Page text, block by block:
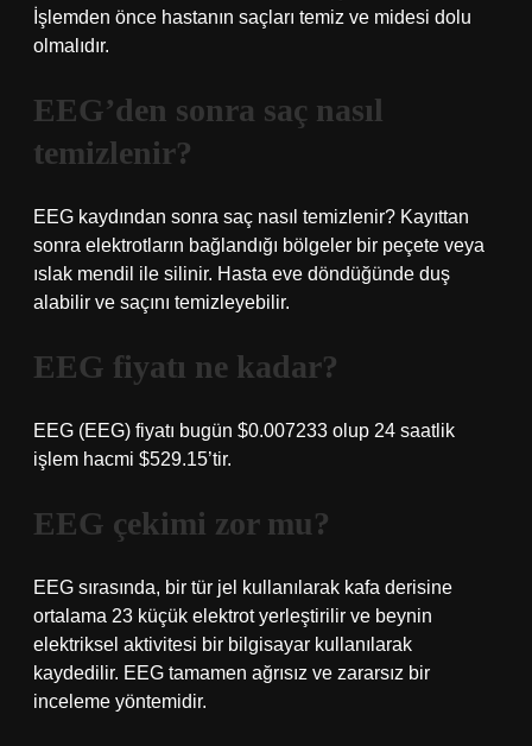
İşlemden önce hastanın saçları temiz ve midesi dolu
olmalıdır.
EEG’den sonra saç nasıl
temizlenir?
EEG kaydından sonra saç nasıl temizlenir? Kayıttan
sonra elektrotların bağlandığı bölgeler bir peçete veya
ıslak mendil ile silinir. Hasta eve döndüğünde duş
alabilir ve saçını temizleyebilir.
EEG fiyatı ne kadar?
EEG (EEG) fiyatı bugün $0.007233 olup 24 saatlik
işlem hacmi $529.15’tir.
EEG çekimi zor mu?
EEG sırasında, bir tür jel kullanılarak kafa derisine
ortalama 23 küçük elektrot yerleştirilir ve beynin
elektriksel aktivitesi bir bilgisayar kullanılarak
kaydedilir. EEG tamamen ağrısız ve zararsız bir
inceleme yöntemidir.